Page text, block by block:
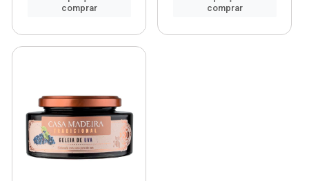
comprar
comprar